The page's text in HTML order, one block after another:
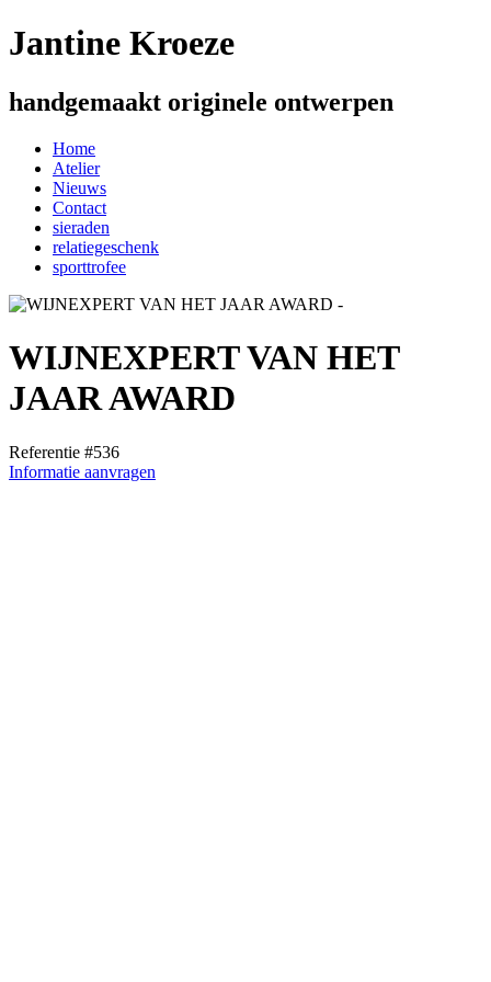
Jantine Kroeze
handgemaakt originele ontwerpen
Home
Atelier
Nieuws
Contact
sieraden
relatiegeschenk
sporttrofee
WIJNEXPERT VAN HET
JAAR AWARD
Referentie #536
Informatie aanvragen